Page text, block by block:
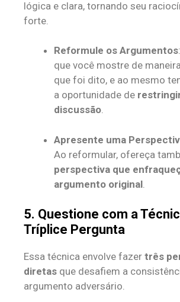
lógica e clara, tornando seu
forte.
Reformule os Argumentos
que você mostre de
que foi dito, e ao mesmo
a oportunidade de
discussão.
Apresente uma
Ao reformular, ofereça
perspectiva que
argumento original
5. Questione com a
Tríplice Pergunta
Essa técnica envolve fazer três
diretas que desafiem a
argumento adversário.